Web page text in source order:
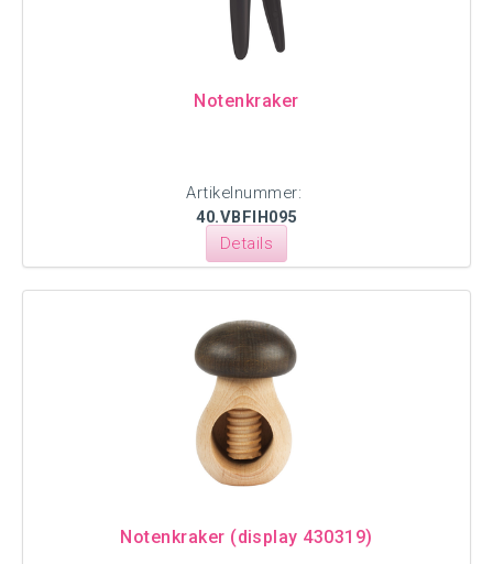
Notenkraker
Artikelnummer:
40.VBFIH095
Details
Notenkraker (display 430319)